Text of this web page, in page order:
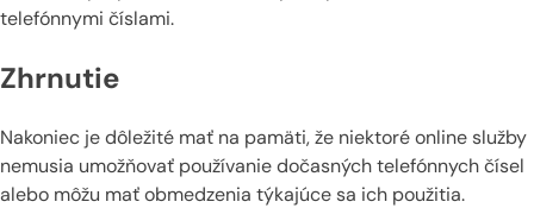
telefónnymi číslami.
Zhrnutie
Nakoniec je dôležité mať na pamäti, že niektoré online služby
nemusia umožňovať používanie dočasných telefónnych čísel
alebo môžu mať obmedzenia týkajúce sa ich použitia.